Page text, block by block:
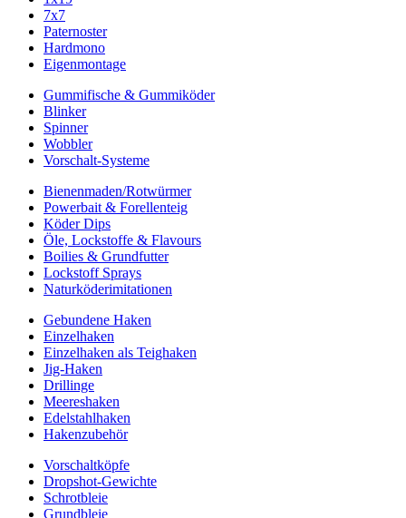
7x7
Paternoster
Hardmono
Eigenmontage
Gummifische & Gummiköder
Blinker
Spinner
Wobbler
Vorschalt-Systeme
Bienenmaden/Rotwürmer
Powerbait & Forellenteig
Köder Dips
Öle, Lockstoffe & Flavours
Boilies & Grundfutter
Lockstoff Sprays
Naturköderimitationen
Gebundene Haken
Einzelhaken
Einzelhaken als Teighaken
Jig-Haken
Drillinge
Meereshaken
Edelstahlhaken
Hakenzubehör
Vorschaltköpfe
Dropshot-Gewichte
Schrotbleie
Grundbleie